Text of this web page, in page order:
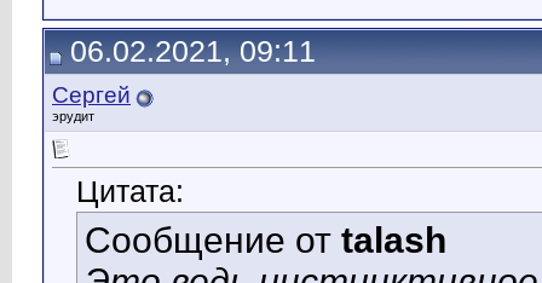
06.02.2021, 09:11
Сергей
эрудит
Цитата:
Сообщение от talash